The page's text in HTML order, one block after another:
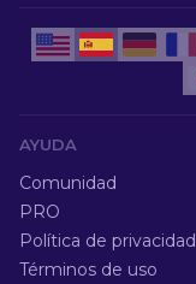
AYUDA
Comunidad
PRO
Política de privacidad
Términos de uso